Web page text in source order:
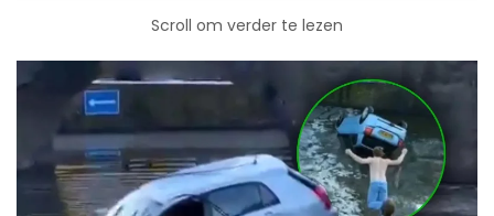
Scroll om verder te lezen